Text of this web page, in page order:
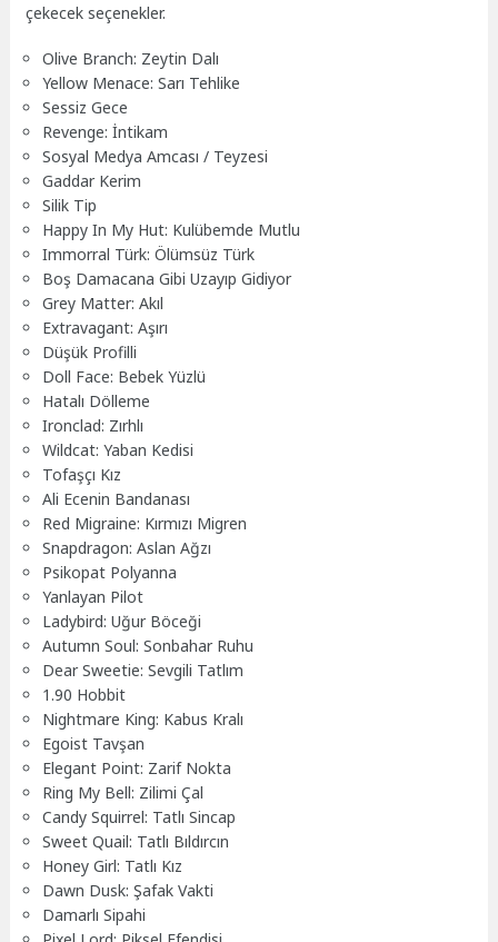
çekecek seçenekler.
Olive Branch: Zeytin Dalı
Yellow Menace: Sarı Tehlike
Sessiz Gece
Revenge: İntikam
Sosyal Medya Amcası / Teyzesi
Gaddar Kerim
Silik Tip
Happy In My Hut: Kulübemde Mutlu
Immorral Türk: Ölümsüz Türk
Boş Damacana Gibi Uzayıp Gidiyor
Grey Matter: Akıl
Extravagant: Aşırı
Düşük Profilli
Doll Face: Bebek Yüzlü
Hatalı Dölleme
Ironclad: Zırhlı
Wildcat: Yaban Kedisi
Tofaşçı Kız
Ali Ecenin Bandanası
Red Migraine: Kırmızı Migren
Snapdragon: Aslan Ağzı
Psikopat Polyanna
Yanlayan Pilot
Ladybird: Uğur Böceği
Autumn Soul: Sonbahar Ruhu
Dear Sweetie: Sevgili Tatlım
1.90 Hobbit
Nightmare King: Kabus Kralı
Egoist Tavşan
Elegant Point: Zarif Nokta
Ring My Bell: Zilimi Çal
Candy Squirrel: Tatlı Sincap
Sweet Quail: Tatlı Bıldırcın
Honey Girl: Tatlı Kız
Dawn Dusk: Şafak Vakti
Damarlı Sipahi